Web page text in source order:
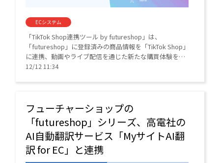
ECシステム
「TikTok Shop連携ツール by futureshop」は、
「futureshop」に登録済みの商品情報を「TikTok Shop」
に連携、動画やライブ配信を通じた新たな購買体験を創
出できる連携ツール。
12/12 11:34
フューチャーショップの
「futureshop」シリーズ、高電社の
AI自動翻訳サービス「MyサイトAI翻
訳 for EC」と連携